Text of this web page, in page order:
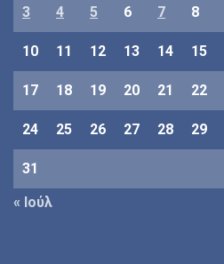
3 4 5 6 7 8
10 11 12 13 14 15
17 18 19 20 21 22
24 25 26 27 28 29
31
« Ιούλ